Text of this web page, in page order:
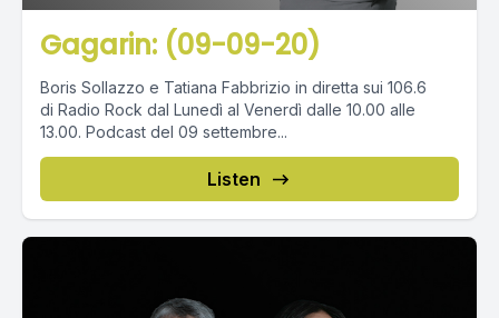
Gagarin: (09-09-20)
Boris Sollazzo e Tatiana Fabbrizio in diretta sui 106.6
di Radio Rock dal Lunedì al Venerdì dalle 10.00 alle
13.00. Podcast del 09 settembre...
Listen